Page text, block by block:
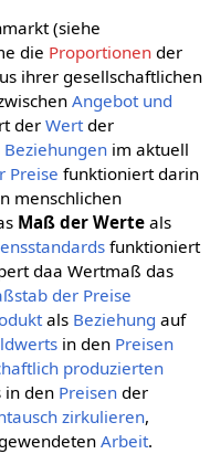
(siehe
die Proportionender
ihrer gesellschaftlichen
Angebot und
derWertder
Beziehungenim aktuell
Preise funktioniert darin
menschlichen
Maß der Werteals
funktioniert
daa Wertmaß das
der Preise
als Beziehung auf
in den Preisen
produzierten
in den Preisender
zirkulieren,
Arbeit.